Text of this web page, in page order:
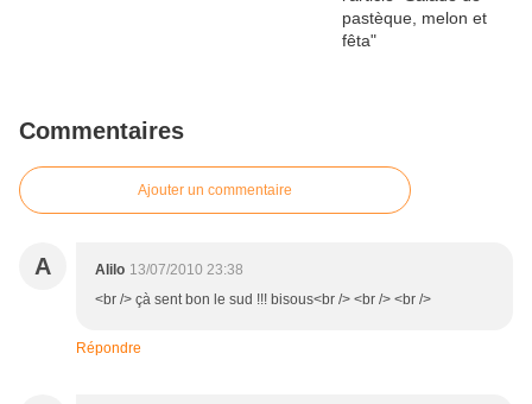
Commentaires
Ajouter un commentaire
A Alilo 13/07/2010 23:38
<br /> çà sent bon le sud !!! bisous<br /> <br /> <br />
Répondre